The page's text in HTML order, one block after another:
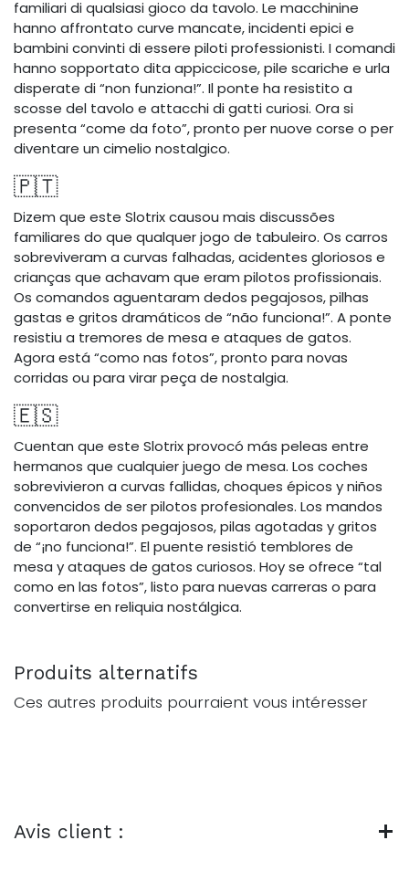
familiari di qualsiasi gioco da tavolo. Le macchinine
hanno affrontato curve mancate, incidenti epici e
bambini convinti di essere piloti professionisti. I comandi
hanno sopportato dita appiccicose, pile scariche e urla
disperate di “non funziona!”. Il ponte ha resistito a
scosse del tavolo e attacchi di gatti curiosi. Ora si
presenta “come da foto”, pronto per nuove corse o per
diventare un cimelio nostalgico.
🇵🇹
Dizem que este Slotrix causou mais discussões
familiares do que qualquer jogo de tabuleiro. Os carros
sobreviveram a curvas falhadas, acidentes gloriosos e
crianças que achavam que eram pilotos profissionais.
Os comandos aguentaram dedos pegajosos, pilhas
gastas e gritos dramáticos de “não funciona!”. A ponte
resistiu a tremores de mesa e ataques de gatos.
Agora está “como nas fotos”, pronto para novas
corridas ou para virar peça de nostalgia.
🇪🇸
Cuentan que este Slotrix provocó más peleas entre
hermanos que cualquier juego de mesa. Los coches
sobrevivieron a curvas fallidas, choques épicos y niños
convencidos de ser pilotos profesionales. Los mandos
soportaron dedos pegajosos, pilas agotadas y gritos
de “¡no funciona!”. El puente resistió temblores de
mesa y ataques de gatos curiosos. Hoy se ofrece “tal
como en las fotos”, listo para nuevas carreras o para
convertirse en reliquia nostálgica.
Produits alternatifs
Ces autres produits pourraient vous intéresser
Avis client :